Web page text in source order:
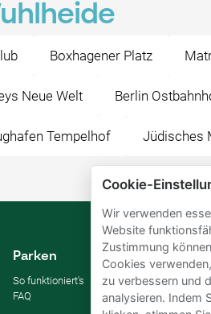
Boxhagener Platz
Neue Welt Berlin
Tempelhof Jüdisches
Parken
So funktioniert's
FAQ
Für
Cookie-
Wir verwenden
Website
Zustimmung
Cookies
zu verbessern und
analysieren. Indem